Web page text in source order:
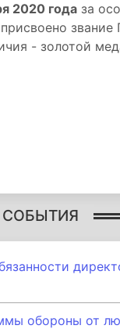
2020 года за
звание
- золотой
обороны от